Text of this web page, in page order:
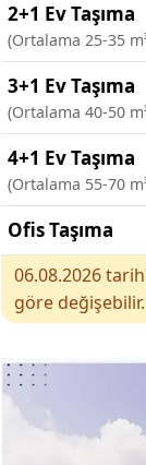
2+1 Ev Taşıma
(Ortalama 25-35
3+1 Ev Taşıma
(Ortalama 40-50
4+1 Ev Taşıma
(Ortalama 55-70
Ofis Taşıma
06.08.2026
göre